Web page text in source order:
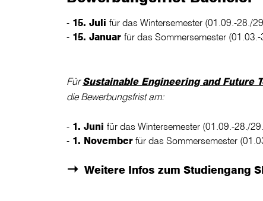
15. Juli für das Wintersemester (01.09.-28./
15. Januar für das Sommersemester
FürSustainable Engineering and Future
die Bewerbungsfrist am:
1. Juni für das Wintersemester (01.09.-28./
1. November für das Sommersemester
Weitere Infos zum Studiengang